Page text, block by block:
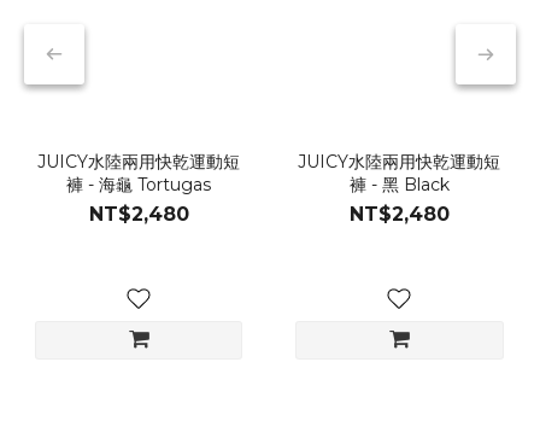
JUICY水陸兩用快乾運動短
褲 - 海龜 Tortugas
NT$2,480
JUICY水陸兩用快乾運動短
褲 - 黑 Black
NT$2,480